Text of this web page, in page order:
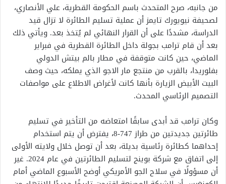
من جانبه، صرح المتحدث باسم الحكومة القطرية، علي الأنصاري،
لصحيفة نيويورك تايمز أن عملية تسليم الطائرة لا تزال قيد
الدراسة، مشددًا على أن القرار النهائي لم يُتخذ بعد. ويأتي ذلك
بعد أن قام ترامب بجولة داخل الطائرة القطرية في فبراير
الماضي، حين كانت متوقفة في مطار بالم بيتش الدولي
بفلوريدا، بالقرب من منتجع مار الاجو الذي يملكه، حيث وصف
البيت الأبيض الزيارة بأنها كانت لأغراض الاطلاع على مواصفات
التصميم الرئاسي المحدث.
وكان ترامب قد أبدى سابقًا امتعاضه من التأخير في تسليم
طائرتين جديدتين من طراز 747-8، يفترض أن يتم استخدام
إحداهما كطائرة رئاسية بديلة، بعد أن توصل خلال ولايته الأولى
إلى اتفاق مع شركة بوينج لتسليم الطائرتين في عام 2024. غير
أن مسؤولًا في سلاح الجو الأمريكي أوضح الأسبوع الماضي أمام